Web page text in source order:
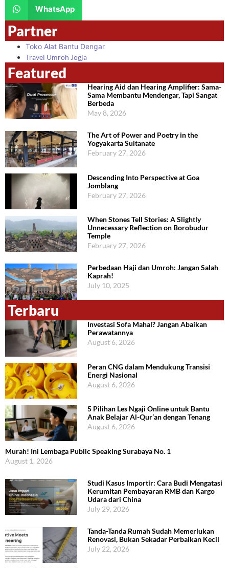
WhatsApp
Partner
Toko Alat Bantu Dengar
Travel Umroh Jogja
Featured
Hearing Aid dan Hearing Amplifier: Sama-
Sama Membantu Mendengar, Tapi Sangat
Berbeda
May 8, 2026
The Art of Power and Poetry in the
Yogyakarta Sultanate
February 27, 2026
Descending Into Perspective at Goa
Jomblang
February 27, 2026
When Stones Tell Stories: A Slightly
Unnecessary Reflection on Borobudur
Temple
February 27, 2026
Perbedaan Haji dan Umroh: Jangan Salah
Kaprah!
July 10, 2025
Terbaru
Investasi Sofa Mahal? Jangan Abaikan
Perawatannya
August 6, 2026
Peran CNG dalam Mendukung Transisi
Energi Nasional
August 6, 2026
5 Pilihan Les Ngaji Online untuk Bantu
Anak Belajar Al-Qur’an dengan Tenang
August 6, 2026
Murah! Ini Lembaga Public Speaking Surabaya No. 1
August 1, 2026
Studi Kasus Importir: Cara Budi Mengatasi
Kerumitan Pembayaran RMB dan Kargo
Udara dari China
July 29, 2026
Tanda-Tanda Rumah Sudah Memerlukan
Renovasi, Bukan Sekadar Perbaikan Kecil
July 22, 2026